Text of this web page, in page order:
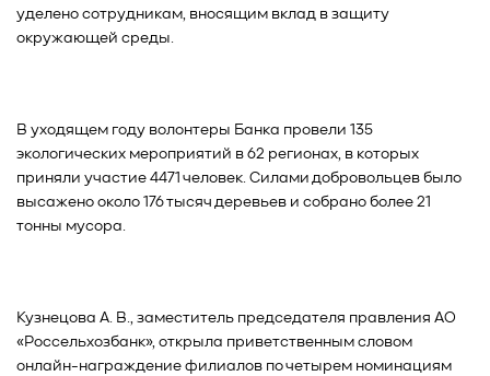
уделено сотрудникам, вносящим вклад в защиту
окружающей среды.
В уходящем году волонтеры Банка провели 135
экологических мероприятий в 62 регионах, в которых
приняли участие 4471 человек. Силами добровольцев было
высажено около 176 тысяч деревьев и собрано более 21
тонны мусора.
Кузнецова А. В., заместитель председателя правления АО
«Россельхозбанк», открыла приветственным словом
онлайн-награждение филиалов по четырем номинациям